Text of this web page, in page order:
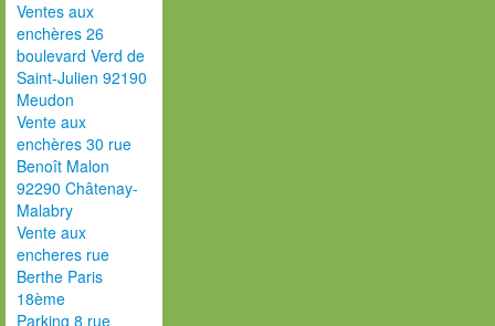
Ventes aux
enchères 26
boulevard Verd de
Saint-Julien 92190
Meudon
Vente aux
enchères 30 rue
Benoît Malon
92290 Châtenay-
Malabry
Vente aux
encheres rue
Berthe Paris
18ème
Parking 8 rue